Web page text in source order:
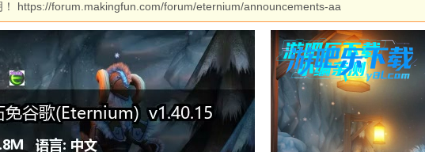
https://forum.makingfun.com/forum/eternium/announcements-aa